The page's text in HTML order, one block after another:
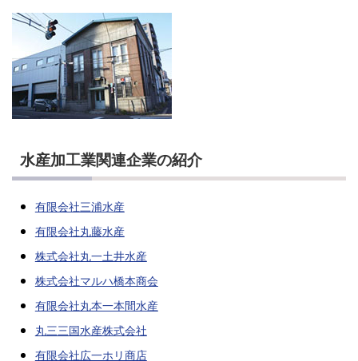
水産加工業関連企業の紹介
有限会社三浦水産
有限会社丸藤水産
株式会社丸一土井水産
株式会社マルハ橋本商会
有限会社丸本一本間水産
丸三三国水産株式会社
有限会社広一ホリ商店